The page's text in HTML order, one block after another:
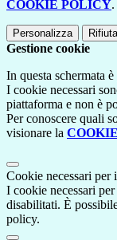
COOKIE POLICY.
Personalizza
Gestione cookie
In questa schermata
I cookie necessari
piattaforma e non è
Per conoscere quali
visionare la
Cookie necessari per
I cookie necessari
disabilitati. È
policy.